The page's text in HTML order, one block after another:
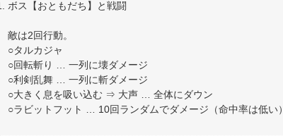
ボス【おともだち】と戦闘
敵は2回行動。
○タルカジャ
○回転斬り … 一列に壊ダメージ
○利剣乱舞 … 一列に斬ダメージ
○大きく息を吸い込む ⇒ 大声 … 全体にダウン
○ラビットフット … 10回ランダムでダメージ（命中率は低い）